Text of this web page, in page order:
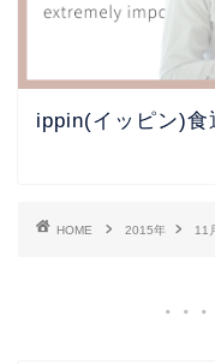
ippin(イッピン)食
HOME 2015年 11